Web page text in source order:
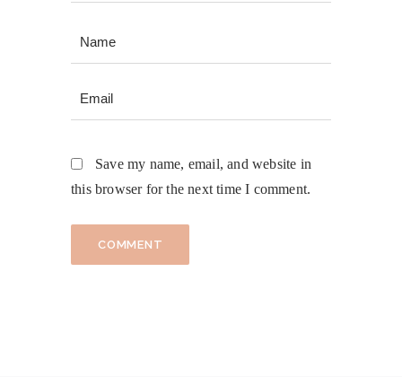
Save my name, email, and website in
this browser for the next time I comment.